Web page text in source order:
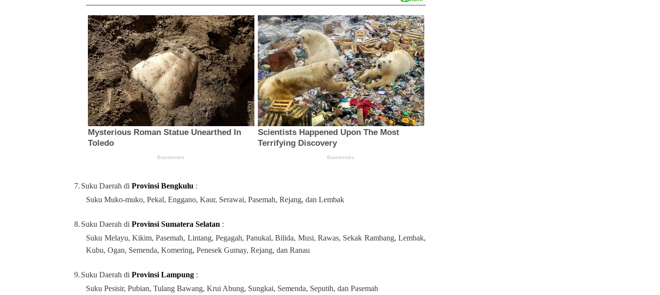
7. Suku Daerah diProvinsi Bengkulu :
Suku Muko-muko, Pekal, Enggano, Kaur, Serawai, Pasemah, Rejang, dan Lembak
8. Suku Daerah diProvinsi Sumatera Selatan :
Suku Melayu, Kikim, Pasemah, Lintang, Pegagah, Panukal, Bilida, Musi, Rawas, Sekak Rambang, Lembak,
Kubu, Ogan, Semenda, Komering, Penesek Gumay, Rejang, dan Ranau
9. Suku Daerah diProvinsi Lampung :
Suku Pesisir, Pubian, Tulang Bawang, Krui Abung, Sungkai, Semenda, Seputih, dan Pasemah